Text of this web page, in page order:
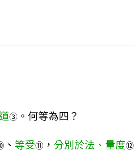
③ 。何等為四？
、 等受⑪ ， 分別於法、量度⑫